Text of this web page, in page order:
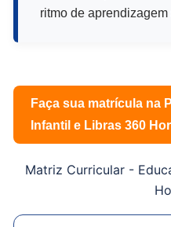
ritmo de aprendizagem
Faça sua matrícula na
Infantil e Libras 360
Matriz Curricular -